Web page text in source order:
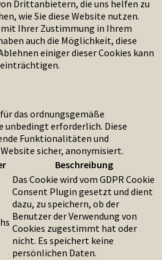
Drittanbietern, die uns helfen zu
wie Sie diese Website nutzen.
mit Ihrer Zustimmung in Ihrem
auch die Möglichkeit, diese
einiger dieser Cookies kann
das ordnungsgemäße
unbedingt erforderlich. Diese
Funktionalitäten und
sicher, anonymisiert.
Beschreibung
Das Cookie wird vom GDPR Cookie
Consent Plugin gesetzt und dient
dazu, zu speichern, ob der
Benutzer der Verwendung von
Cookies zugestimmt hat oder
nicht. Es speichert keine
persönlichen Daten.